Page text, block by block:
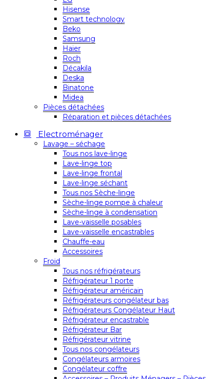
Hisense
Smart technology
Beko
Samsung
Haier
Roch
Décakila
Deska
Binatone
Midea
Pièces détachées
Réparation et pièces détachées
Electroménager
Lavage – séchage
Tous nos lave-linge
Lave-linge top
Lave-linge frontal
Lave-linge séchant
Tous nos Sèche-linge
Sèche-linge pompe à chaleur
Sèche-linge à condensation
Lave-vaisselle posables
Lave-vaisselle encastrables
Chauffe-eau
Accessoires
Froid
Tous nos réfrigérateurs
Réfrigérateur 1 porte
Réfrigérateur américain
Réfrigérateurs congélateur bas
Réfrigérateurs Congélateur Haut
Réfrigérateur encastrable
Réfrigérateur Bar
Réfrigérateur vitrine
Tous nos congélateurs
Congélateurs armoires
Congélateur coffre